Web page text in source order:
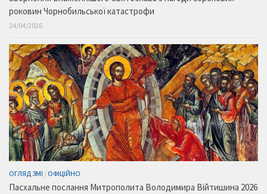
роковин Чорнобильської катастрофи
24/04/2026
ОГЛЯД ЗМІ / ОФІЦІЙНО
Пасхальне послання Митрополита Володимира Війтишина 2026